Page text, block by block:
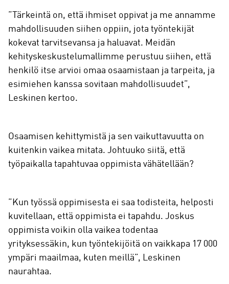
”Tärkeintä on, että ihmiset oppivat ja me annamme
mahdollisuuden siihen oppiin, jota työntekijät
kokevat tarvitsevansa ja haluavat. Meidän
kehityskeskustelumallimme perustuu siihen, että
henkilö itse arvioi omaa osaamistaan ja tarpeita, ja
esimiehen kanssa sovitaan mahdollisuudet”,
Leskinen kertoo.
Osaamisen kehittymistä ja sen vaikuttavuutta on
kuitenkin vaikea mitata. Johtuuko siitä, että
työpaikalla tapahtuvaa oppimista vähätellään?
”Kun työssä oppimisesta ei saa todisteita, helposti
kuvitellaan, että oppimista ei tapahdu. Joskus
oppimista voikin olla vaikea todentaa
yrityksessäkin, kun työntekijöitä on vaikkapa 17 000
ympäri maailmaa, kuten meillä”, Leskinen
naurahtaa.